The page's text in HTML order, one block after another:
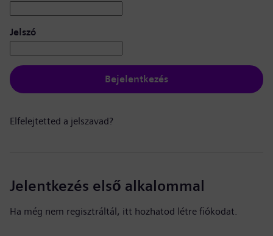
Jelszó
Bejelentkezés
Elfelejtetted a jelszavad?
Jelentkezés első alkalommal
Ha még nem regisztráltál, itt hozhatod létre fiókodat.